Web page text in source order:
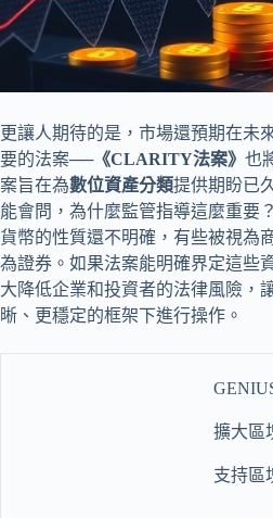
更讓人期待的是，市場還預期在未
要的法案──《CLARITY法案》 也
案旨在為數位資產分類提供期盼已
能會問，為什麼監管指導這麼重要
貨幣的性質還不明確，有些被視為
為證券。如果法案能明確界定這些
大降低企業和投資者的法律風險，
晰、更穩定的框架下進行操作。
擴大區
支持區